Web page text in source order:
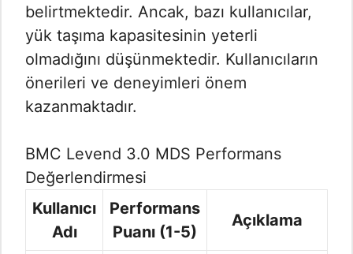
belirtmektedir. Ancak, bazı kullanıcılar,
yük taşıma kapasitesinin yeterli
olmadığını düşünmektedir. Kullanıcıların
önerileri ve deneyimleri önem
kazanmaktadır.
BMC Levend 3.0 MDS Performans
Değerlendirmesi
Kullanıcı
Adı
Performans
Puanı (1-5)
Açıklama